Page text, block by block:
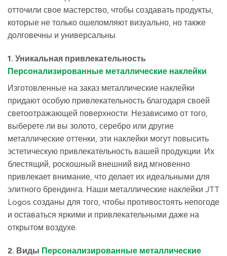
отточили свое мастерство, чтобы создавать продукты,
которые не только ошеломляют визуально, но также
долговечны и универсальны.
1. Уникальная привлекательность
Персонализированные металлические наклейки
Изготовленные на заказ металлические наклейки
придают особую привлекательность благодаря своей
светоотражающей поверхности. Независимо от того,
выберете ли вы золото, серебро или другие
металлические оттенки, эти наклейки могут повысить
эстетическую привлекательность вашей продукции. Их
блестящий, роскошный внешний вид мгновенно
привлекает внимание, что делает их идеальными для
элитного брендинга. Наши металлические наклейки JTT
Logos созданы для того, чтобы противостоять непогоде
и оставаться яркими и привлекательными даже на
открытом воздухе.
2. Виды Персонализированные металлические